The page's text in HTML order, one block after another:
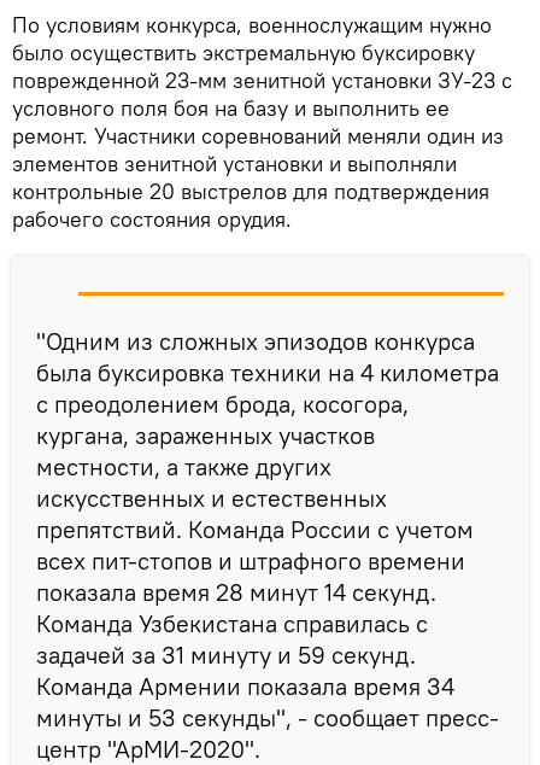
По условиям конкурса, военнослужащим нужно
было осуществить экстремальную буксировку
поврежденной 23-мм зенитной установки ЗУ-23 с
условного поля боя на базу и выполнить ее
ремонт. Участники соревнований меняли один из
элементов зенитной установки и выполняли
контрольные 20 выстрелов для подтверждения
рабочего состояния орудия.
"Одним из сложных эпизодов конкурса
была буксировка техники на 4 километра
с преодолением брода, косогора,
кургана, зараженных участков
местности, а также других
искусственных и естественных
препятствий. Команда России с учетом
всех пит-стопов и штрафного времени
показала время 28 минут 14 секунд.
Команда Узбекистана справилась с
задачей за 31 минуту и 59 секунд.
Команда Армении показала время 34
минуты и 53 секунды", - сообщает пресс-
центр "АрМИ-2020".